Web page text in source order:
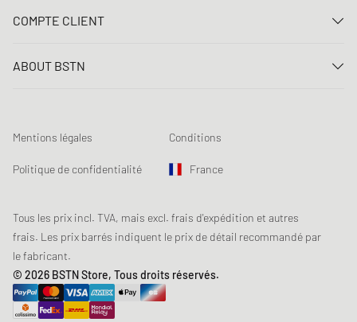
FAQ
Loyalty Program
Sécurité des produits
COMPTE CLIENT
Créer un compte
Abonnement à la newsletter
Suivi des données
ABOUT BSTN
Chronicles
Sustainability
Réduction pour étudiants: Unidays
Réduction pour étudiants: Studentbeans
Réduction pour étudiants: EDiU
Mentions légales Conditions
Politique de confidentialité France
Tous les prix incl. TVA, mais excl. frais d'expédition et autres
frais. Les prix barrés indiquent le prix de détail recommandé par
le fabricant.
© 2026 BSTN Store, Tous droits réservés.